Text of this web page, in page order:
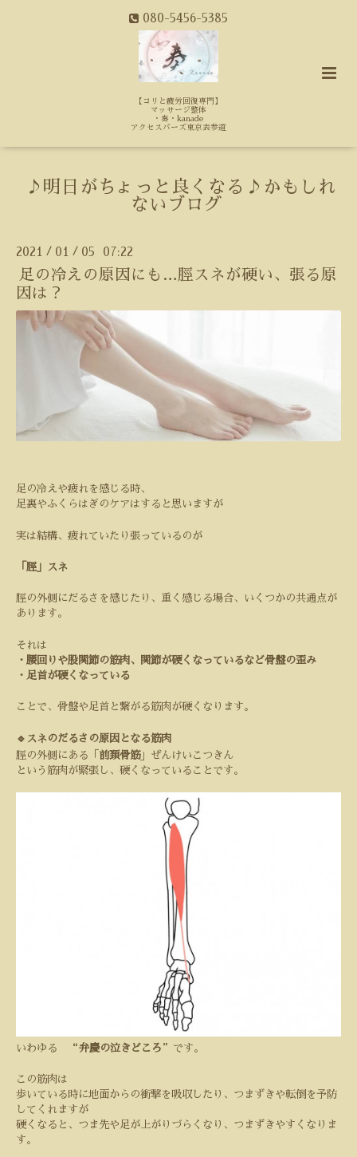
080-5456-5385
【コリと疲労回復専門】
マッサージ整体
・奏・kanade
アクセスバーズ東京表参道
♪明日がちょっと良くなる♪かもしれ
ないブログ
2021 / 01 / 05 07:22
足の冷えの原因にも…脛スネが硬い、張る原
因は？
足の冷えや疲れを感じる時、
足裏やふくらはぎのケアはすると思いますが
実は結構、疲れていたり張っているのが
「脛」スネ
脛の外側にだるさを感じたり、重く感じる場合、いくつかの共通点が
あります。
それは
・腰回りや股関節の筋肉、関節が硬くなっているなど骨盤の歪み
・足首が硬くなっている
ことで、骨盤や足首と繋がる筋肉が硬くなります。
🔹スネのだるさの原因となる筋肉
脛の外側にある「 前頚骨筋」ぜんけいこつきん
という筋肉が緊張し、硬くなっていることです。
いわゆる “弁慶の泣きどころ ” です。
この筋肉は
歩いている時に地面からの衝撃を吸収したり、つまずきや転倒を予防
してくれますが
硬くなると、つま先や足が上がりづらくなり、つまずきやすくなりま
す。